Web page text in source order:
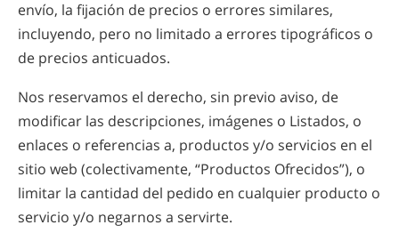
envío, la fijación de precios o errores similares,
incluyendo, pero no limitado a errores tipográficos o
de precios anticuados.
Nos reservamos el derecho, sin previo aviso, de
modificar las descripciones, imágenes o Listados, o
enlaces o referencias a, productos y/o servicios en el
sitio web (colectivamente, “Productos Ofrecidos”), o
limitar la cantidad del pedido en cualquier producto o
servicio y/o negarnos a servirte.